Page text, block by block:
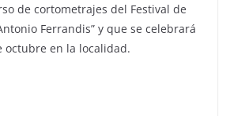
de cortometrajes del Festival de
Ferrandis” y que se celebrará
octubre en la localidad.